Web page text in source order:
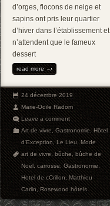
d’orges, flocons de neige et
sapins ont pris leur quartier
d’hiver dans l’établissement et
n’attendent que le fameux
dessert
read more
24 décembre 2019
Marie-Odile Radom
Leave a comment
Art de vivre,Gastronomie,Hôtel
d'Exception,Le Lieu,Mode
art de vivre,bûche,bûche de
Noël,carrosse,Gastronomie,
Hotel de cCrillon,Matthieu
Carlin,Rosewood hôtels